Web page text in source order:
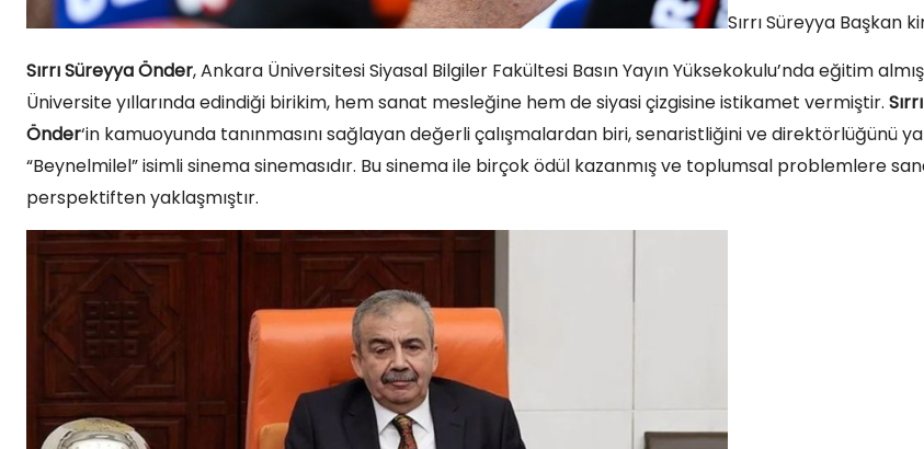
Sırrı Süreyya Başkan
Sırrı Süreyya Önder, Ankara Üniversitesi Siyasal Bilgiler Fakültesi Basın Yayın Yüksekokulu’nda eğitim
Üniversite yıllarında edindiği birikim, hem sanat mesleğine hem de siyasi çizgisine istikamet vermiştir.
Önder‘in kamuoyunda tanınmasını sağlayan değerli çalışmalardan biri, senaristliğini ve direktörlüğünü
“Beynelmilel” isimli sinema sinemasıdır. Bu sinema ile birçok ödül kazanmış ve toplumsal problemlere
perspektiften yaklaşmıştır.